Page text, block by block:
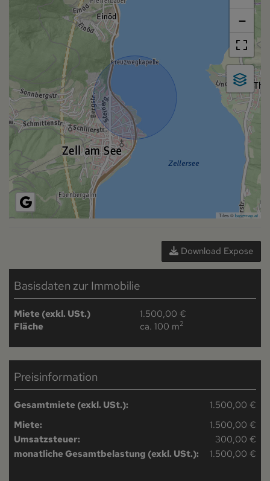
−
Tiles ©basemap.at
Download Expose
Basisdaten zur Immobilie
Miete (exkl. USt.)
1.500,00 €
Fläche
ca. 100 m2
Preisinformation
Gesamtmiete (exkl. USt.):
1.500,00 €
Miete:
1.500,00 €
Umsatzsteuer:
300,00 €
monatliche Gesamtbelastung (exkl. USt.):
1.500,00 €